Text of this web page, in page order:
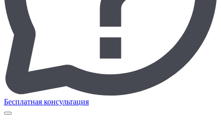
Бесплатная консультация